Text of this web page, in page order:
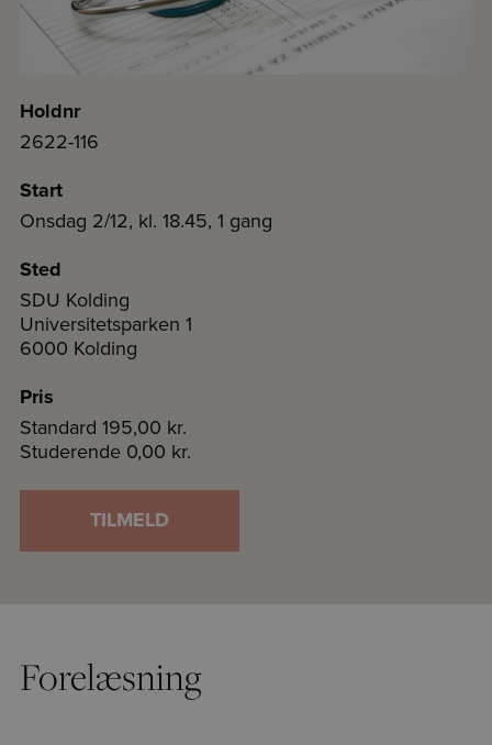
Holdnr
2622-116
Start
Onsdag 2/12, kl. 18.45, 1 gang
Sted
SDU Kolding
Universitetsparken 1
6000 Kolding
Pris
Standard 195,00 kr.
Studerende 0,00 kr.
TILMELD
Forelæsning